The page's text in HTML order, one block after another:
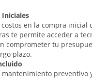
en la compra inicial
te permite acceder a
comprometer tu
plazo.
mantenimiento preventivo